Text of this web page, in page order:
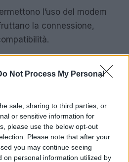
Not Process My Personal
sale, sharing to third parties, or
or sensitive information for
please use the below opt-out
Please note that after your
you may continue seeing
on personal information utilized by
l’uso del modem
la connessione,
ha organizzato una sfilata
del Quartieri Spagnoli per
designer; è editorialista
rubriche su artigianato e
Nato a Napoli, conserva
e appunti presi nelle sartorie